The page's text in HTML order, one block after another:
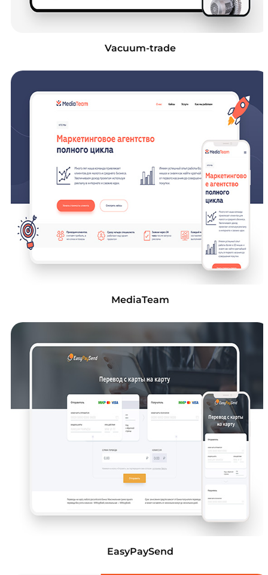
Vacuum-trade
MediaTeam
EasyPaySend